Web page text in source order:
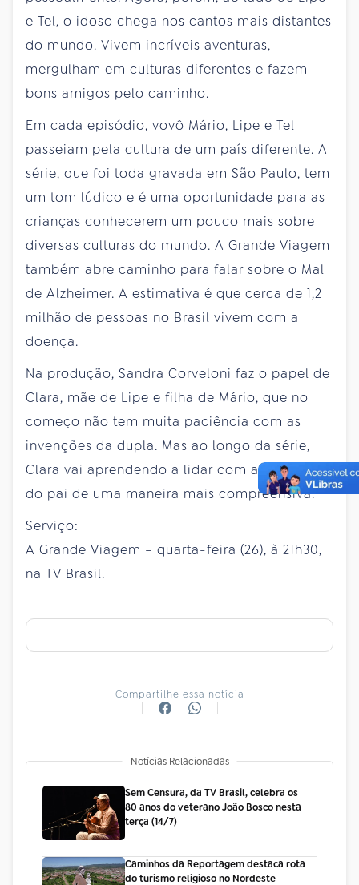
e Tel, o idoso chega nos cantos mais distantes
do mundo. Vivem incríveis aventuras,
mergulham em culturas diferentes e fazem
bons amigos pelo caminho.
Em cada episódio, vovô Mário, Lipe e Tel
passeiam pela cultura de um país diferente. A
série, que foi toda gravada em São Paulo, tem
um tom lúdico e é uma oportunidade para as
crianças conhecerem um pouco mais sobre
diversas culturas do mundo. A Grande Viagem
também abre caminho para falar sobre o Mal
de Alzheimer. A estimativa é que cerca de 1,2
milhão de pessoas no Brasil vivem com a
doença.
Na produção, Sandra Corveloni faz o papel de
Clara, mãe de Lipe e filha de Mário, que no
começo não tem muita paciência com as
invenções da dupla. Mas ao longo da série,
Clara vai aprendendo a lidar com a condição
do pai de uma maneira mais compreensiva.
Serviço:
A Grande Viagem – quarta-feira (26), à 21h30,
na TV Brasil.
Compartilhe essa notícia
Notícias Relacionadas
Sem Censura, da TV Brasil, celebra os
80 anos do veterano João Bosco nesta
terça (14/7)
Caminhos da Reportagem destaca rota
do turismo religioso no Nordeste